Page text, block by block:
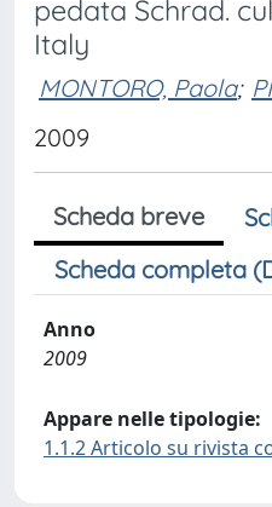
pedata Schrad.
Italy
MONTORO, Paola;
2009
Scheda breve
Scheda completa
Anno
2009
Appare nelle tipologie:
1.1.2 Articolo su rivista